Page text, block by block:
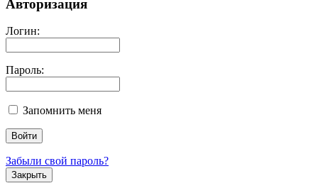
Авторизация
Логин:
Пароль:
Запомнить меня
Забыли свой пароль?
Закрыть